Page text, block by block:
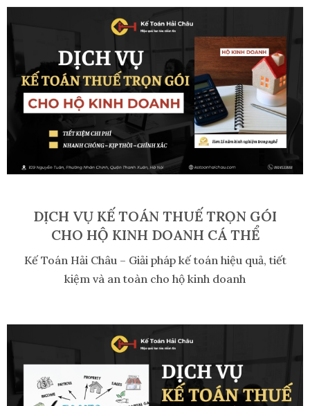
DỊCH VỤ KẾ TOÁN THUẾ TRỌN GÓI
CHO HỘ KINH DOANH CÁ THỂ
Kế Toán Hải Châu – Giải pháp kế toán hiệu quả, tiết
kiệm và an toàn cho hộ kinh doanh